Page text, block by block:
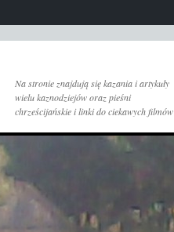
Na stronie znajdują się kazania i artykuły
wielu kaznodziejów oraz pieśni
chrześcijańskie i linki do ciekawych filmów